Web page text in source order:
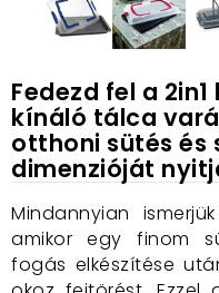
Fedezd fel a
kínáló tálca
otthoni sütés és
dimenzióját
Mindannyian
amikor egy finom
fogás elkészítése